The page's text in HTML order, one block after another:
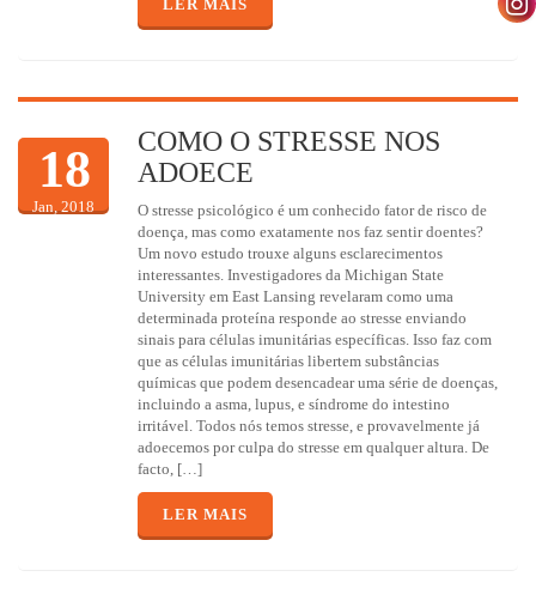
LER MAIS
18
Jan, 2018
COMO O STRESSE NOS
ADOECE
O stresse psicológico é um conhecido fator de risco de
doença, mas como exatamente nos faz sentir doentes?
Um novo estudo trouxe alguns esclarecimentos
interessantes. Investigadores da Michigan State
University em East Lansing revelaram como uma
determinada proteína responde ao stresse enviando
sinais para células imunitárias específicas. Isso faz com
que as células imunitárias libertem substâncias
químicas que podem desencadear uma série de doenças,
incluindo a asma, lupus, e síndrome do intestino
irritável. Todos nós temos stresse, e provavelmente já
adoecemos por culpa do stresse em qualquer altura. De
facto, […]
LER MAIS